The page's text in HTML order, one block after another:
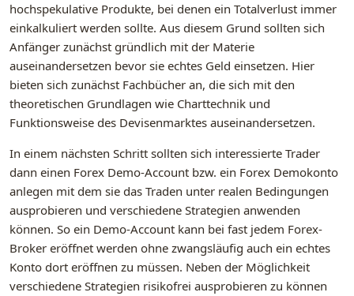
hochspekulative Produkte, bei denen ein Totalverlust immer
einkalkuliert werden sollte. Aus diesem Grund sollten sich
Anfänger zunächst gründlich mit der Materie
auseinandersetzen bevor sie echtes Geld einsetzen. Hier
bieten sich zunächst Fachbücher an, die sich mit den
theoretischen Grundlagen wie Charttechnik und
Funktionsweise des Devisenmarktes auseinandersetzen.
In einem nächsten Schritt sollten sich interessierte Trader
dann einen Forex Demo-Account bzw. ein Forex Demokonto
anlegen mit dem sie das Traden unter realen Bedingungen
ausprobieren und verschiedene Strategien anwenden
können. So ein Demo-Account kann bei fast jedem Forex-
Broker eröffnet werden ohne zwangsläufig auch ein echtes
Konto dort eröffnen zu müssen. Neben der Möglichkeit
verschiedene Strategien risikofrei ausprobieren zu können